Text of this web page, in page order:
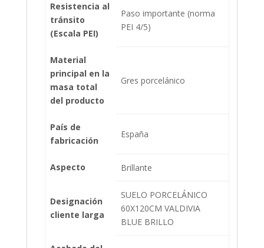
Resistencia al
tránsito
(Escala PEI)
Paso importante (norma
PEI 4/5)
Material
principal en la
masa total
del producto
Gres porcelánico
País de
fabricación
España
Aspecto Brillante
Designación
cliente larga
SUELO PORCELÁNICO
60X120CM VALDIVIA
BLUE BRILLO